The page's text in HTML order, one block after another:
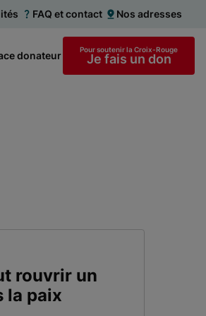
FAQ et contact Nos adresses
donateur Pour soutenir la Croix-Rouge
Je fais un don
rouvrir un
la paix